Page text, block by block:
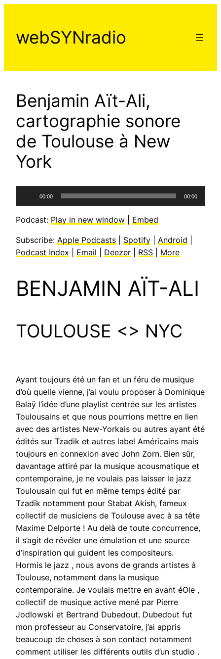
contenu
webSYNradio
Benjamin Aït-Ali,
cartographie sonore
de Toulouse à New
York
audio
00:00 00:00
Podcast: Play in new window Embed
Subscribe: Apple Podcasts Spotify Android
Podcast Index
Email Deezer RSS More
BENJAMIN AÏT-ALI
TOULOUSE <> NYC
Ayant toujours été un fan et un féru de musique
d’où quelle vienne, j’ai voulu proposer à Dominique
Balaÿ l’idée d’une playlist centrée sur les artistes
Toulousains et que nous pourrions mettre en lien
avec des artistes New-Yorkais ou autres ayant été
édités sur Tzadik et autres label Américains mais
toujours en connexion avec John Zorn. Bien sûr,
davantage attiré par la musique acousmatique et
contemporaine, je ne voulais pas laisser le jazz
Toulousain qui fut en même temps édité par
Tzadik notamment pour Stabat Akish, fameux
collectif de musiciens de Toulouse avec à sa tête
Maxime Delporte ! Au delà de toute concurrence,
il s’agit de révéler une émulation et une source
d’inspiration qui guident les compositeurs.
Hormis le jazz , nous avons de grands artistes à
Toulouse, notamment dans la musique
contemporaine. Je voulais mettre en avant éOle ,
collectif de musique active mené par Pierre
Jodlowski et Bertrand Dubedout. Dubedout fut
mon professeur au Conservatoire, j’ai appris
beaucoup de choses à son contact notamment
comment utiliser les différents outils d’un studio .